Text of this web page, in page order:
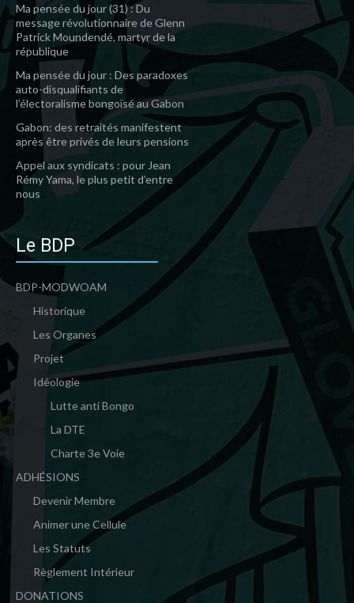
Ma pensée du jour (31) : Du
message révolutionnaire de Glenn
Patrick Moundendé, martyr de la
république
Ma pensée du jour : Des paradoxes
auto-disqualifiants de
l’électoralisme bongoïsé au Gabon
Gabon: des retraités manifestent
après être privés de leurs pensions
Appel aux syndicats : pour Jean
Rémy Yama, le plus petit d’entre
nous
Le BDP
BDP-MODWOAM
Historique
Les Organes
Projet
Idéologie
Lutte anti Bongo
La DTE
Charte 3e Voie
ADHÉSIONS
Devenir Membre
Animer une Cellule
Les Statuts
Règlement Intérieur
DONATIONS